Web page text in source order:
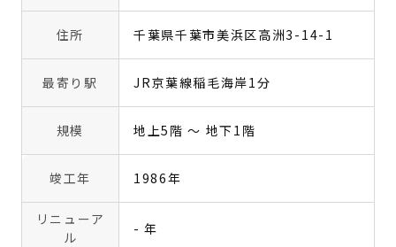
住所 千葉県千葉市美浜区高洲3-14-1
最寄り駅 JR京葉線稲毛海岸1分
規模 地上5階 〜 地下1階
竣工年 1986年
リニューア
ル
- 年